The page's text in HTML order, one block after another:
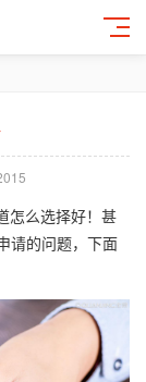
怎么选择好！甚
请的问题，下面